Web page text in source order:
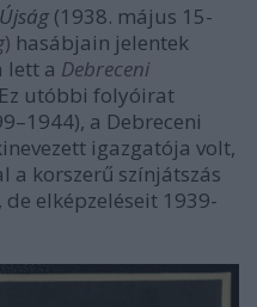
(1938. május 15-
) hasábjain jelentek
lett a Debreceni
utóbbi folyóirat
a Debreceni
igazgatója volt,
a korszerű színjátszás
elképzeléseit 1939-